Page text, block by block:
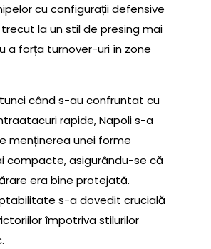
cu configurații defensive
la un stil de presing mai
a forța turnover-uri în zone
când s-au confruntat cu
rapide, Napoli s-a
menținerea unei forme
compacte, asigurându-se că
era bine protejată.
s-a dovedit crucială
împotriva stilurilor